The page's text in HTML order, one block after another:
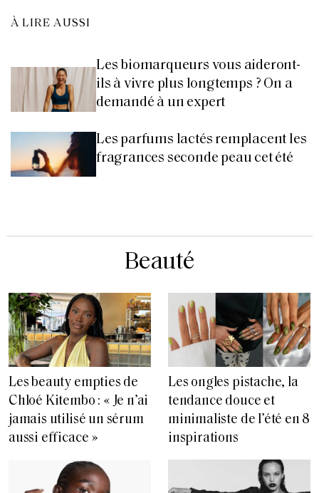
À LIRE AUSSI
Les biomarqueurs vous aideront-
ils à vivre plus longtemps ? On a
demandé à un expert
Les parfums lactés remplacent les
fragrances seconde peau cet été
Beauté
Les beauty empties de
Chloé Kitembo : « Je n’ai
jamais utilisé un sérum
aussi efficace »
Les ongles pistache, la
tendance douce et
minimaliste de l’été en 8
inspirations